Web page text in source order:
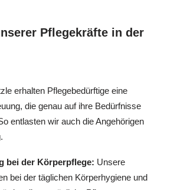
Pflegekräfte in der
erhalten Pflegebedürftige eine
die genau auf ihre Bedürfnisse
entlasten wir auch die Angehörigen
bei der Körperpflege: Unsere
bei der täglichen Körperhygiene und